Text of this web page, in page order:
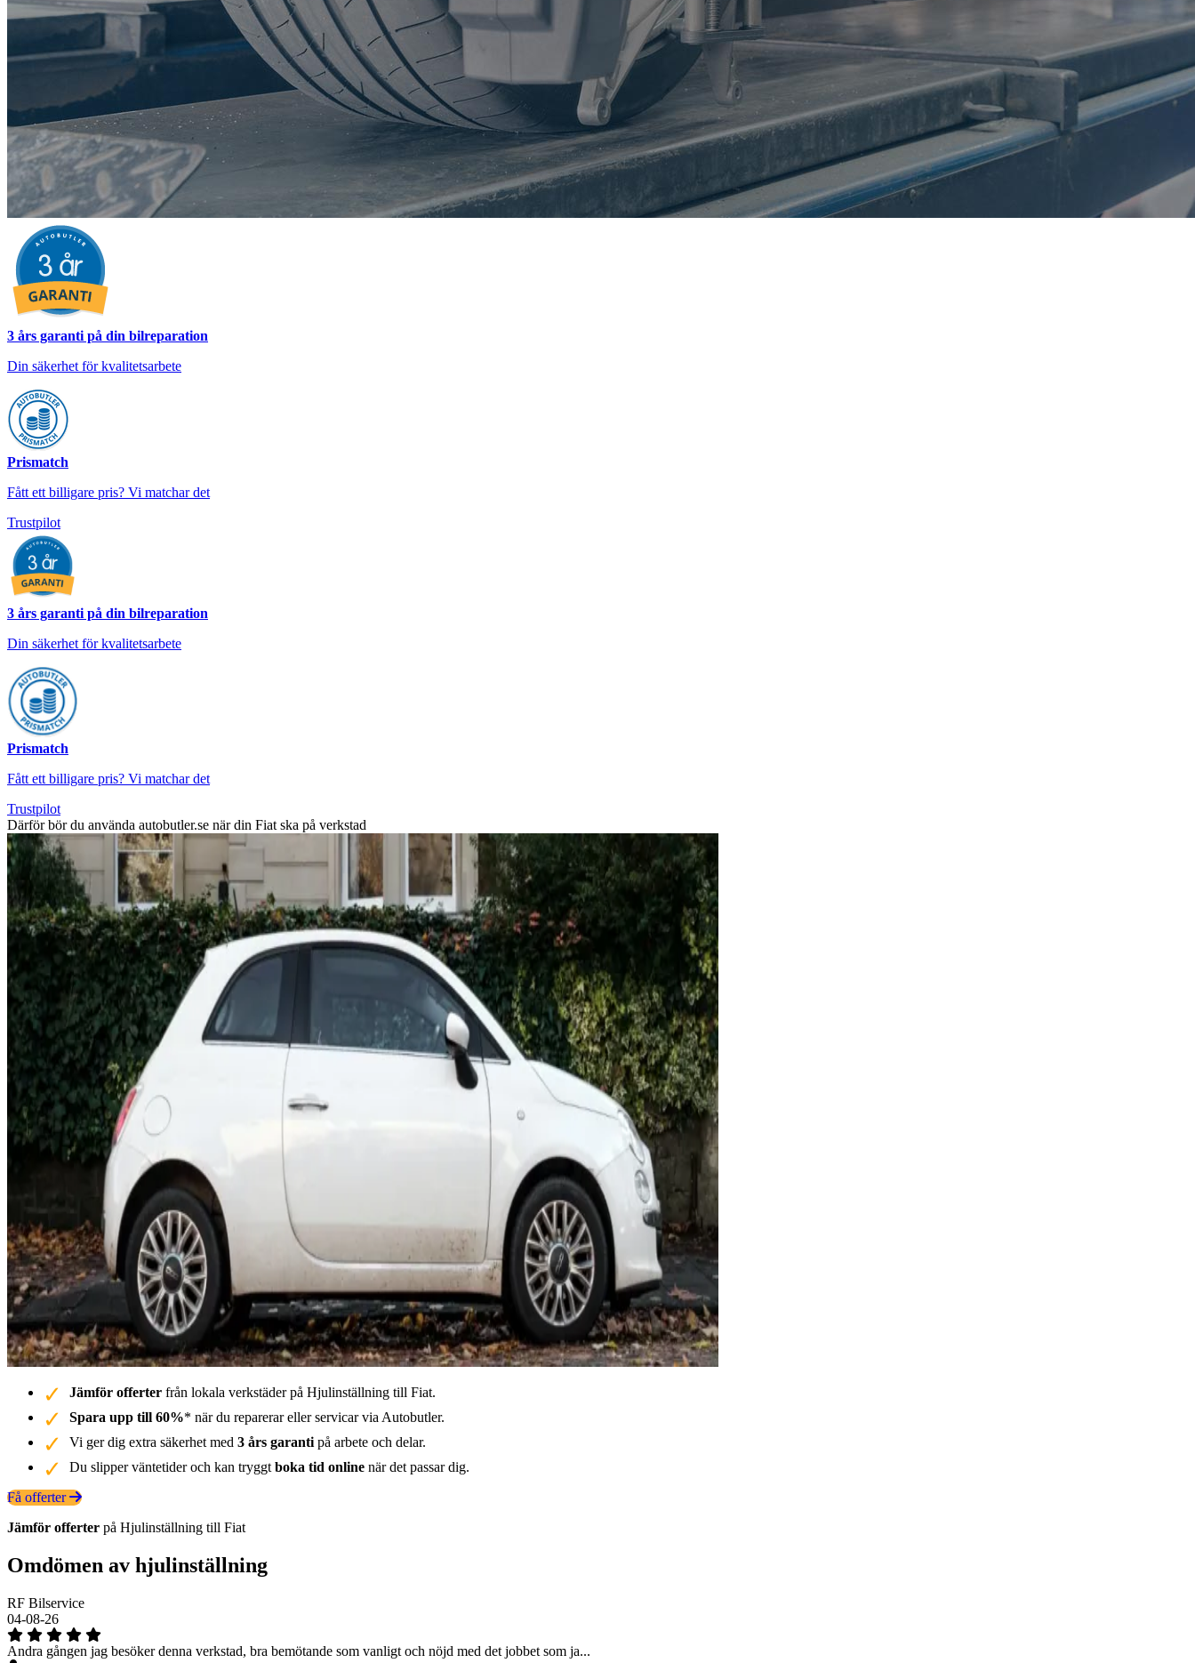
3 års garanti på din bilreparation
Din säkerhet för kvalitetsarbete
Prismatch
Fått ett billigare pris? Vi matchar det
Trustpilot
3 års garanti på din bilreparation
Din säkerhet för kvalitetsarbete
Prismatch
Fått ett billigare pris? Vi matchar det
Trustpilot
Därför bör du använda autobutler.se när din Fiat ska på verkstad
Jämför offerter från lokala verkstäder på Hjulinställning till Fiat.
Spara upp till 60%* när du reparerar eller servicar via Autobutler.
Vi ger dig extra säkerhet med 3 års garanti på arbete och delar.
Du slipper väntetider och kan tryggt boka tid online när det passar dig.
Få offerter
Jämför offerter på Hjulinställning till Fiat
Omdömen av hjulinställning
RF Bilservice
04-08-26
Andra gången jag besöker denna verkstad, bra bemötande som vanligt och nöjd med det jobbet som ja...